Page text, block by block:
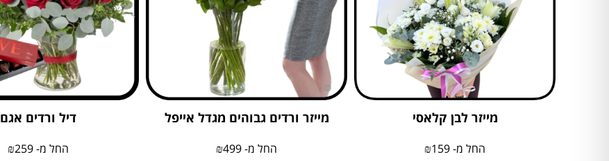
מייזר לבן קלאסי
החל מ- ₪159
מייזר ורדים גבוהים מגדל אייפל
החל מ- ₪499
דיל ורדים אגם
החל מ- ₪259